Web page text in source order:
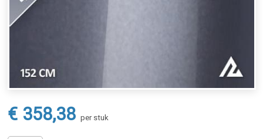
€ 358,38 per stuk